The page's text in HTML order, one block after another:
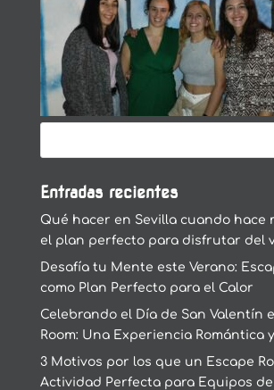
Entradas recientes
Qué hacer en Sevilla cuando hace
el plan perfecto para disfrutar del
Desafía tu Mente este Verano:
como Plan Perfecto para el Calor
Celebrando el Día de San Valentín
Room: Una Experiencia Romántica
3 Motivos por los que un Escape
Actividad Perfecta para Equipos de